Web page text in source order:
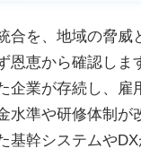
合を、地域の脅威
恩恵から確認しま
企業が存続し、雇
水準や研修体制が
基幹システムや